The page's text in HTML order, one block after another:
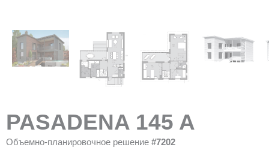
PASADENA 145 A
Объемно-планировочное решение #7202